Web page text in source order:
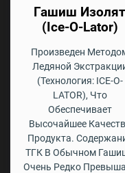
Гашиш Изолят
(Ice-O-Lator)
Произведен
Ледяной
(технология: ICE-O-
LATOR), Что
Обеспечивает
Высочайшее
Продукта.
ТГК В Обычном
Очень Редко